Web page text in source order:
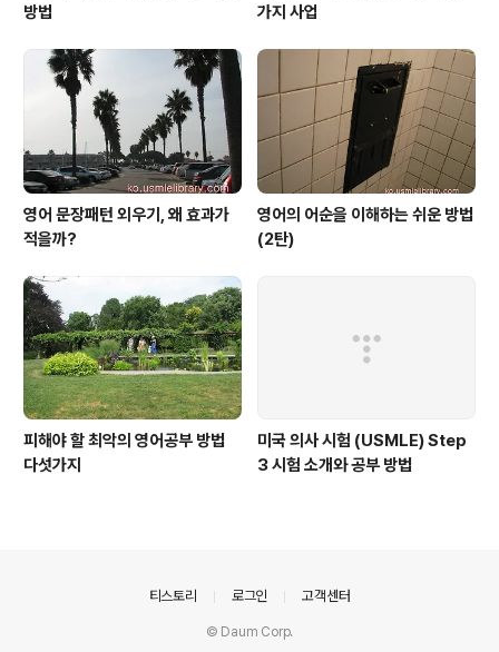
방법
가지 사업
영어 문장패턴 외우기, 왜 효과가
적을까?
영어의 어순을 이해하는 쉬운 방법
(2탄)
피해야 할 최악의 영어공부 방법
다섯가지
미국 의사 시험 (USMLE) Step
3 시험 소개와 공부 방법
티스토리 로그인 고객센터
© Daum Corp.